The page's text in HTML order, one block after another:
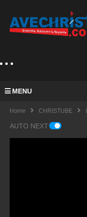
MENU
Home CHRISTUBE
AUTO NEXT